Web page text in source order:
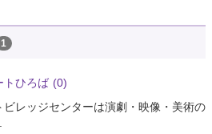
1
トひろば (0)
ビレッジセンターは演劇・映像・美術の